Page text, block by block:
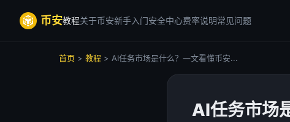
币安教程关于币安新手入门安全中心费率说明常见问题
首页 > 教程 > AI任务市场是什么？一文看懂币安...
AI任务市场